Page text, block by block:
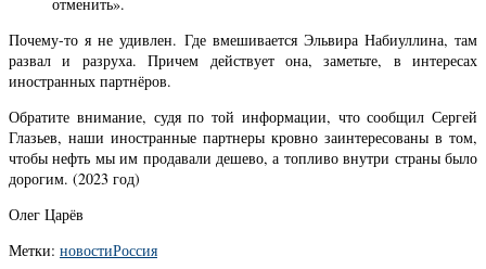
Почему-то я не удивлен. Где вмешивается Эльвира Набиуллина, там
развал и разруха. Причем действует она, заметьте, в интересах
иностранных партнёров.
Обратите внимание, судя по той информации, что сообщил Сергей
Глазьев, наши иностранные партнеры кровно заинтересованы в том,
чтобы нефть мы им продавали дешево, а топливо внутри страны было
дорогим. (2023 год)
Олег Царёв
Метки: новостиРоссия